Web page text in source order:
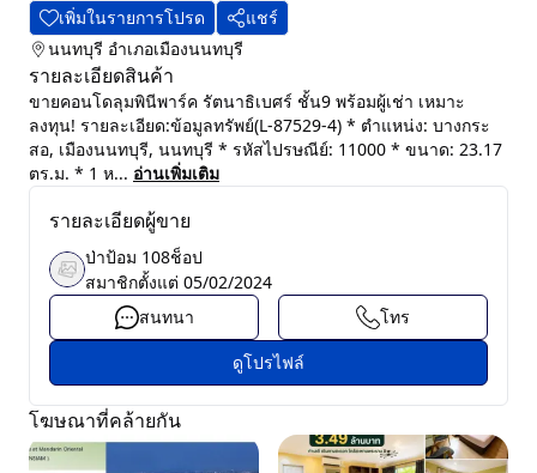
เพิ่มในรายการโปรด
แชร์
นนทบุรี อำเภอเมืองนนทบุรี
รายละเอียดสินค้า
ขายคอนโดลุมพินีพาร์ค รัตนาธิเบศร์​ ชั้น9 พร้อมผู้เช่า เหมาะ
ลงทุน! รายละเอียด:ข้อมูลทรัพย์(L-87529-4) * ตำแหน่ง: บางกระ
สอ, เมืองนนทบุรี, นนทบุรี * รหัสไปรษณีย์: 11000 * ขนาด: 23.17
ตร.ม. * 1 ห... อ่านเพิ่มเติม
รายละเอียดผู้ขาย
ป่าป้อม 108ช็อป
สมาชิกตั้งแต่ 05/02/2024
สนทนา
โทร
ดูโปรไฟล์
โฆษณาที่คล้ายกัน